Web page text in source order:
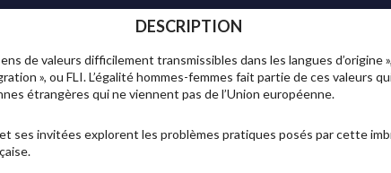
DESCRIPTION
de valeurs difficilement transmissibles dans les langues d’origine
», ou FLI. L’égalité hommes-femmes fait partie de ces valeurs
étrangères qui ne viennent pas de l’Union européenne.
ses invitées explorent les problèmes pratiques posés par cette